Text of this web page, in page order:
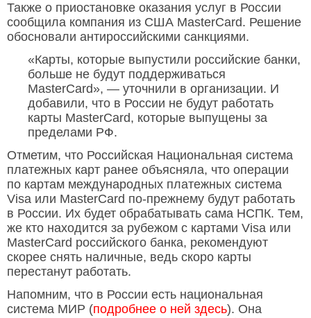
Также о приостановке оказания услуг в России
сообщила компания из США MasterCard. Решение
обосновали антироссийскими санкциями.
«Карты, которые выпустили российские банки,
больше не будут поддерживаться
MasterCard», — уточнили в организации. И
добавили, что в России не будут работать
карты MasterCard, которые выпущены за
пределами РФ.
Отметим, что Российская Национальная система
платежных карт ранее объясняла, что операции
по картам международных платежных система
Visa или MasterCard по-прежнему будут работать
в России. Их будет обрабатывать сама НСПК. Тем,
же кто находится за рубежом с картами Visa или
MasterCard российского банка, рекомендуют
скорее снять наличные, ведь скоро карты
перестанут работать.
Напомним, что в России есть национальная
система МИР (подробнее о ней здесь). Она